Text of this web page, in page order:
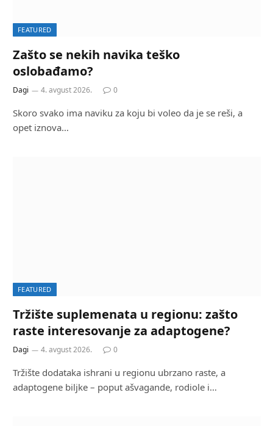
FEATURED
Zašto se nekih navika teško
oslobađamo?
Dagi 4. avgust 2026. 0
Skoro svako ima naviku za koju bi voleo da je se reši, a
opet iznova…
FEATURED
Tržište suplemenata u regionu: zašto
raste interesovanje za adaptogene?
Dagi 4. avgust 2026. 0
Tržište dodataka ishrani u regionu ubrzano raste, a
adaptogene biljke – poput ašvagande, rodiole i…